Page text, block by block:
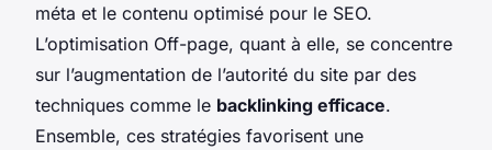
méta et le contenu optimisé pour le SEO.
L’optimisation Off-page, quant à elle, se concentre
sur l’augmentation de l’autorité du site par des
techniques comme le backlinking efficace.
Ensemble, ces stratégies favorisent une